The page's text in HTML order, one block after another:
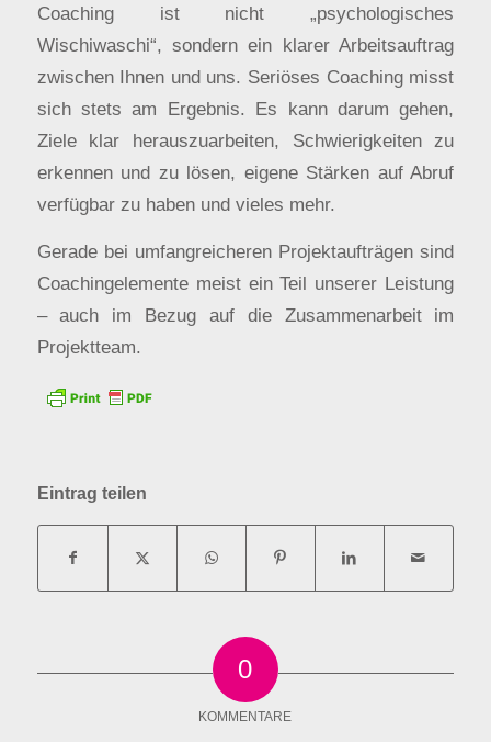
Coaching ist nicht „psychologisches
Wischiwaschi“, sondern ein klarer Arbeitsauftrag
zwischen Ihnen und uns. Seriöses Coaching misst
sich stets am Ergebnis. Es kann darum gehen,
Ziele klar herauszuarbeiten, Schwierigkeiten zu
erkennen und zu lösen, eigene Stärken auf Abruf
verfügbar zu haben und vieles mehr.
Gerade bei umfangreicheren Projektaufträgen sind
Coachingelemente meist ein Teil unserer Leistung
– auch im Bezug auf die Zusammenarbeit im
Projektteam.
Eintrag teilen
0
KOMMENTARE